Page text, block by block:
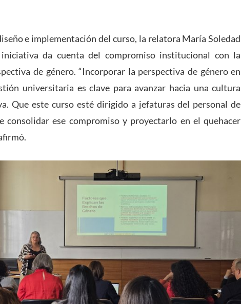
e implementación del curso, la relatora María Soledad
da cuenta del compromiso institucional con la
de género. “Incorporar la perspectiva de género en
universitaria es clave para avanzar hacia una cultura
Que este curso esté dirigido a jefaturas del personal de
consolidar ese compromiso y proyectarlo en el quehacer